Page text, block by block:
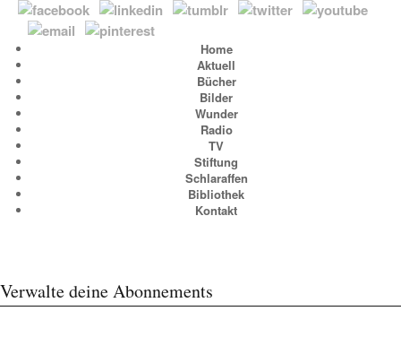
Home
Aktuell
Bücher
Bilder
Wunder
Radio
TV
Stiftung
Schlaraffen
Bibliothek
Kontakt
Verwalte deine Abonnements